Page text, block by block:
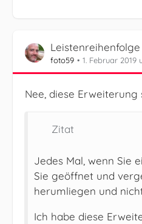
foto59 1. Februar 2019
Nee, diese
Zitat
Jedes Mal, wenn Sie
Sie geöffnet und
herumliegen und
Ich habe diese